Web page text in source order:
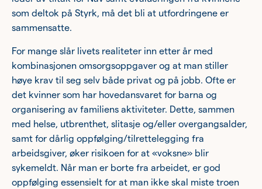
som deltok på Styrk, må det bli at utfordringene er
sammensatte.
For mange slår livets realiteter inn etter år med
kombinasjonen omsorgsoppgaver og at man stiller
høye krav til seg selv både privat og på jobb. Ofte er
det kvinner som har hovedansvaret for barna og
organisering av familiens aktiviteter. Dette, sammen
med helse, utbrenthet, slitasje og/eller overgangsalder,
samt for dårlig oppfølging/tilrettelegging fra
arbeidsgiver, øker risikoen for at «voksne» blir
sykemeldt. Når man er borte fra arbeidet, er god
oppfølging essensielt for at man ikke skal miste troen